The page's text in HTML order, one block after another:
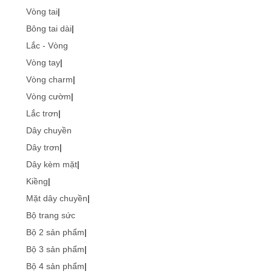
Vòng tai|
Bông tai dài|
Lắc - Vòng
Vòng tay|
Vòng charm|
Vòng cườm|
Lắc trơn|
Dây chuyền
Dây trơn|
Dây kèm mặt|
Kiềng|
Mặt dây chuyền|
Bộ trang sức
Bộ 2 sản phẩm|
Bộ 3 sản phẩm|
Bộ 4 sản phẩm|